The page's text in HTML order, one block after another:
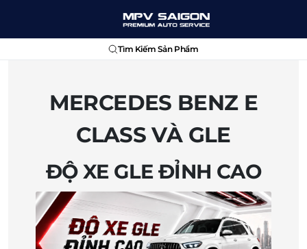
Tìm Kiếm Sản Phẩm
MERCEDES BENZ E
CLASS VÀ GLE
ĐỘ XE GLE ĐỈNH CAO